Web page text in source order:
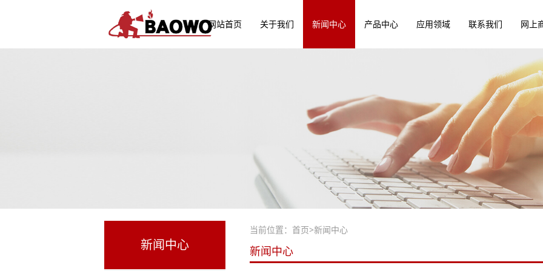
网站首页 关于我们 新闻中心 产品中心 应用领域 联系我们 网上
新闻中心
当前位置： 首页>新闻中心
新闻中心